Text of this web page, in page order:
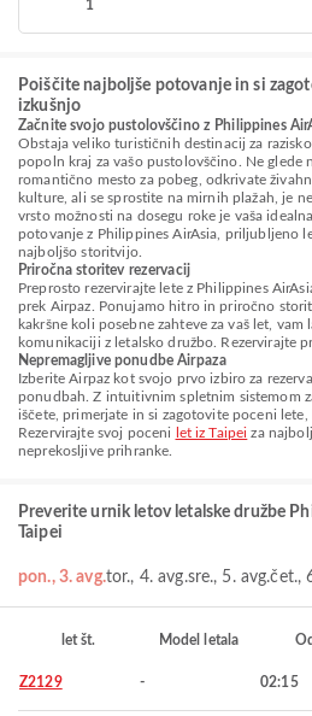
1
Poiščite najboljše potovanje in si
izkušnjo
Začnite svojo pustolovščino z Philippines
Obstaja veliko turističnih destinacij za
popoln kraj za vašo pustolovščino. Ne glede
romantično mesto za pobeg, odkrivate
kulture, ali se sprostite na mirnih plažah, je
vrsto možnosti na dosegu roke je vaša
potovanje z Philippines AirAsia, priljubljeno
najboljšo storitvijo.
Priročna storitev rezervacij
Preprosto rezervirajte lete z Philippines
prek Airpaz. Ponujamo hitro in priročno
kakršne koli posebne zahteve za vaš let, vam
komunikaciji z letalsko družbo. Rezervirajte
Nepremagljive ponudbe Airpaza
Izberite Airpaz kot svojo prvo izbiro za
ponudbah. Z intuitivnim spletnim sistemom
iščete, primerjate in si zagotovite poceni lete,
Rezervirajte svoj poceni
let iz Taipei za
neprekosljive prihranke.
Preverite urnik letov letalske družbe
Taipei
pon., 3. avg.tor., 4. avg.sre., 5. avg.čet.,
let št. Model letala
Z2129 - 02:15